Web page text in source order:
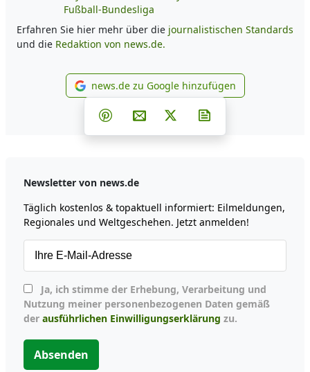
Fußball-Bundesliga
Erfahren Sie hier mehr über die journalistischen Standards
und die Redaktion von news.de.
news.de zu Google
news.de zu Google hinzufügen
Teilen auf Facebook
Teilen auf Whatsapp
Teilen auf Telegram
Teilen auf Pinterest
Per E-Mail teilen
Post auf X
Newsletter von news.de
Täglich kostenlos & topaktuell informiert: Eilmeldungen,
Regionales und Weltgeschehen. Jetzt anmelden!
Nutzung meiner personenbezogenen Daten gemäß
der ausführlichen Einwilligungserklärung zu.
Absenden